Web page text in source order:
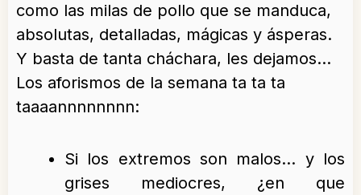
como las milas de pollo que se manduca,
absolutas, detalladas, mágicas y ásperas.
Y basta de tanta cháchara, les dejamos…
Los aforismos de la semana ta ta ta
taaaannnnnnnn:
Si los extremos son malos… y los
grises mediocres, ¿en que